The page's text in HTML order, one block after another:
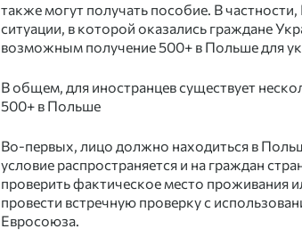
также могут получать пособие. В
ситуации, в которой оказались граждане
возможным получение500+ в Польше для
В общем, для иностранцев существует
500+ в Польше
Во-первых, лицо должно находиться в
условие распространяется и на граждан
проверить фактическое место проживания
провести встречную проверку с
Евросоюза.